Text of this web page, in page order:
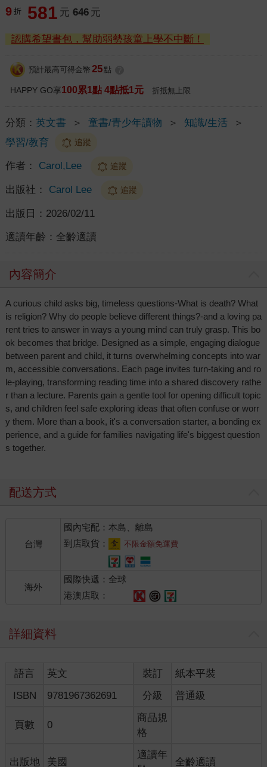
9 折 581 元 646 元
認購希望書包，幫助弱勢孩童上學不中斷！
預計最高可得金幣 25 點
HAPPY GO享100累1點 4點抵1元 折抵無上限
分類： 英文書 ＞ 童書/青少年讀物 ＞ 知識/生活
＞
學習/教育
追蹤
作者： Carol,Lee 追蹤
出版社： Carol Lee 追蹤
出版日： 2026/02/11
適讀年齡： 全齡適讀
內容簡介
A curious child asks big, timeless questions-What is death? What
is religion? Why do people believe different things?-and a loving pa
rent tries to answer in ways a young mind can truly grasp. This bo
ok becomes that bridge. Designed as a simple, engaging dialogue
between parent and child, it turns overwhelming concepts into war
m, accessible conversations. Each page invites turn-taking and ro
le-playing, transforming reading time into a shared discovery rathe
r than a lecture. Parents gain a gentle tool for opening difficult topic
s, and children feel safe exploring ideas that often confuse or worr
y them. More than a book, it's a conversation starter, a bonding ex
perience, and a guide for families navigating life's biggest question
s together.
配送方式
台灣
國內宅配：本島、離島
到店取貨：
不限金額免運費
海外
國際快遞：全球
港澳店取：
詳細資料
語言 英文 裝訂
紙本平裝
ISBN
9781967362691 分級 普通級
頁數 0
商品規
格
出版地 美國
適讀年
全齡適讀